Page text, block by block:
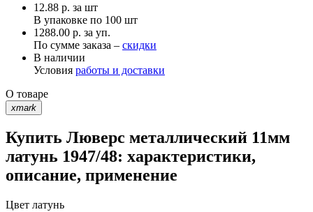
12.88 р. за шт
В упаковке по 100 шт
1288.00 р. за уп.
По сумме заказа – скидки
В наличии
Условия работы и доставки
О товаре
xmark
Купить Люверс металлический 11мм
латунь 1947/48: характеристики,
описание, применение
Цвет латунь